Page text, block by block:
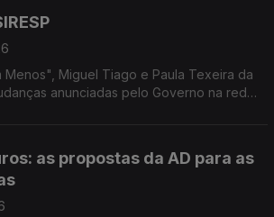
Menos", Miguel Tiago e Paula Texeira da
anunciadas pelo Governo na rede
as propostas da AD para as